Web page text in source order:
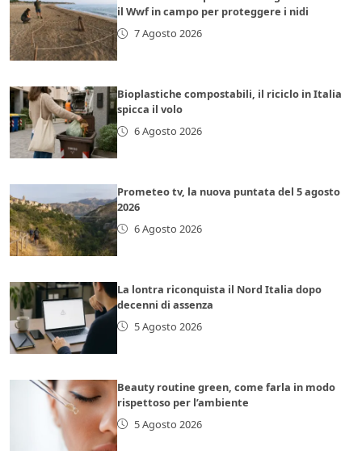
il Wwf in campo per proteggere i nidi
7 Agosto 2026
Bioplastiche compostabili, il riciclo in Italia
spicca il volo
6 Agosto 2026
Prometeo tv, la nuova puntata del 5 agosto
2026
6 Agosto 2026
La lontra riconquista il Nord Italia dopo
decenni di assenza
5 Agosto 2026
Beauty routine green, come farla in modo
rispettoso per l’ambiente
5 Agosto 2026